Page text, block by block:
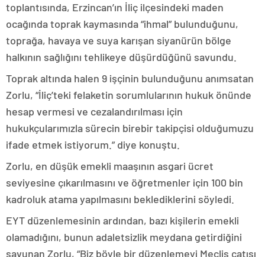
toplantısında, Erzincan’ın İliç ilçesindeki maden
ocağında toprak kaymasında “ihmal” bulunduğunu,
toprağa, havaya ve suya karışan siyanürün bölge
halkının sağlığını tehlikeye düşürdüğünü savundu.
Toprak altında halen 9 işçinin bulunduğunu anımsatan
Zorlu, “İliç’teki felaketin sorumlularının hukuk önünde
hesap vermesi ve cezalandırılması için
hukukçularımızla sürecin birebir takipçisi olduğumuzu
ifade etmek istiyorum.” diye konuştu.
Zorlu, en düşük emekli maaşının asgari ücret
seviyesine çıkarılmasını ve öğretmenler için 100 bin
kadroluk atama yapılmasını beklediklerini söyledi.
EYT düzenlemesinin ardından, bazı kişilerin emekli
olamadığını, bunun adaletsizlik meydana getirdiğini
savunan Zorlu, “Biz böyle bir düzenlemeyi Meclis çatısı